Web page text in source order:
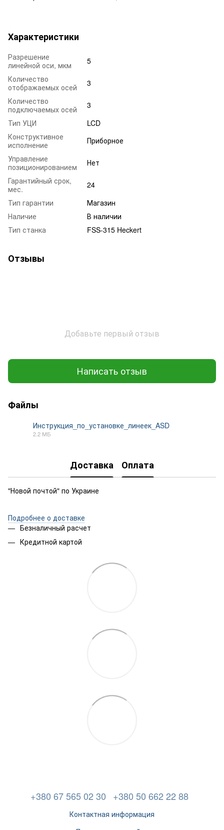
Характеристики
Разрешение
линейной оси, мкм
5
Количество
отображаемых осей
3
Количество
подключаемых осей
3
Тип УЦИ
LCD
Конструктивное
исполнение
Приборное
Управление
позиционированием
Нет
Гарантийный срок,
мес.
24
Тип гарантии
Магазин
Наличие
В наличии
Тип станка
FSS-315 Heckert
Отзывы
Добавьте первый отзыв
Написать отзыв
Файлы
Инструкция_по_установке_линеек_ASD
2.2 МБ
Доставка Оплата
"Новой почтой" по Украине
Подробнее о доставке
Безналичный расчет
Кредитной картой
+380 67 565 02 30 +380 50 662 22 88
Контактная информация